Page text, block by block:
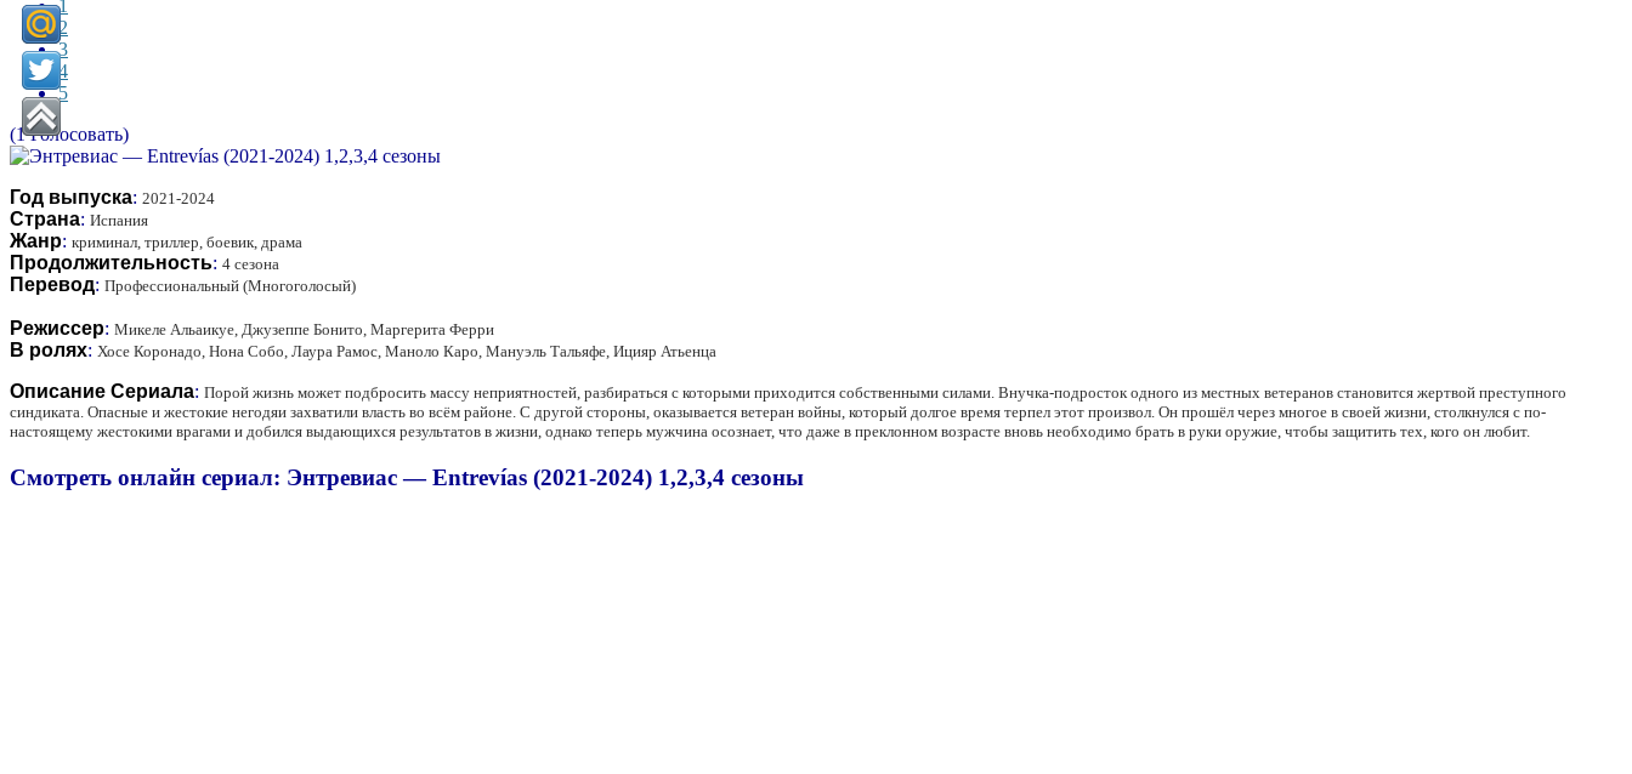
1
2
3
4
5
(1 Голосовать)
Год выпуска: 2021-2024
Страна: Испания
Жанр: криминал, триллер, боевик, драма
Продолжительность: 4 сезона
Перевод: Профессиональный (Многоголосый)
Режиссер: Микеле Альаикуе, Джузеппе Бонито, Маргерита Ферри
В ролях: Хосе Коронадо, Нона Собо, Лаура Рамос, Маноло Каро, Мануэль Тальяфе, Ицияр Атьенца
Описание Сериала: Порой жизнь может подбросить массу неприятностей, разбираться с которыми приходится собственными силами. Внучка-подросток одного из местных ветеранов становится жертвой преступного
синдиката. Опасные и жестокие негодяи захватили власть во всём районе. С другой стороны, оказывается ветеран войны, который долгое время терпел этот произвол. Он прошёл через многое в своей жизни, столкнулся с по-
настоящему жестокими врагами и добился выдающихся результатов в жизни, однако теперь мужчина осознает, что даже в преклонном возрасте вновь необходимо брать в руки оружие, чтобы защитить тех, кого он любит.
Смотреть онлайн сериал: Энтревиас — Entrevías (2021-2024) 1,2,3,4 сезоны